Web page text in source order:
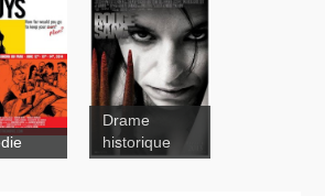
Rouge sang
Drame
historique